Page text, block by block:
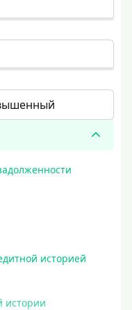
историей
истории